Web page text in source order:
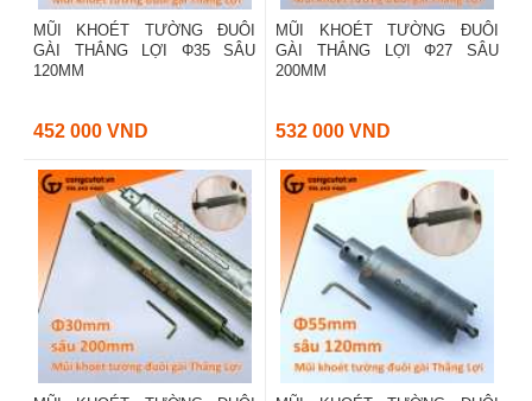
MŨI KHOÉT TƯỜNG ĐUÔI
GÀI THẮNG LỢI Φ35 SÂU
120MM
452 000 VND
MŨI KHOÉT TƯỜNG ĐUÔI
GÀI THẮNG LỢI Φ27 SÂU
200MM
532 000 VND